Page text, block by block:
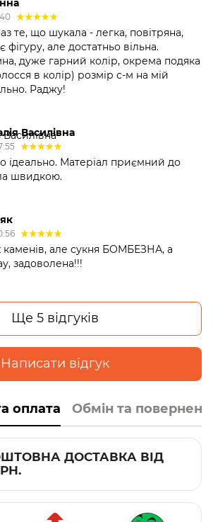
те, що шукала - легка, повітряна,
фігуру, але достатньо вільна.
дуже гарний колір, окрема подяка
в колір) розмір с-м на мій
Раджу!
Василівна
ідеально. Матеріал приємний до
швидкою.
каменів, але сукня БОМБЕЗНА, а
задоволена!!!
Ще 5 відгуків
Написати відгук
оплата Обмін та
ДОСТАВКА ВІД